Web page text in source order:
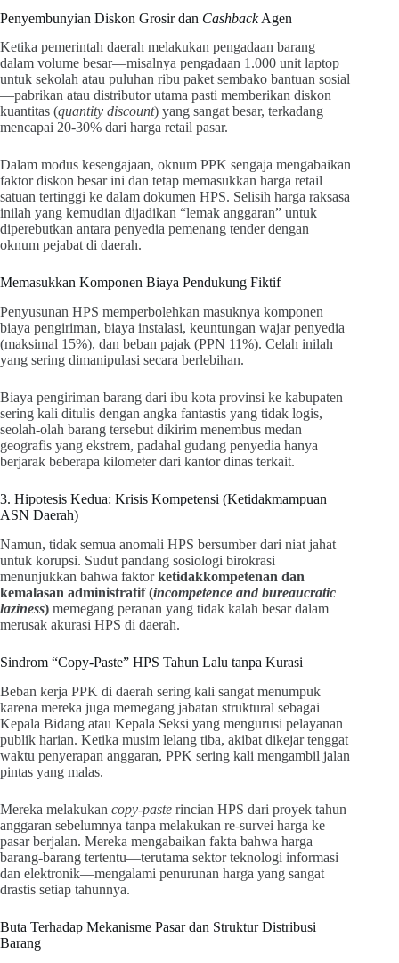
Penyembunyian Diskon Grosir dan CashbackAgen
Ketika pemerintah daerah melakukan pengadaan barang
dalam volume besar—misalnya pengadaan 1.000 unit laptop
untuk sekolah atau puluhan ribu paket sembako bantuan sosial
—pabrikan atau distributor utama pasti memberikan diskon
kuantitas (quantity discount) yang sangat besar, terkadang
mencapai 20-30% dari harga retail pasar.
Dalam modus kesengajaan, oknum PPK sengaja mengabaikan
faktor diskon besar ini dan tetap memasukkan harga retail
satuan tertinggi ke dalam dokumen HPS. Selisih harga raksasa
inilah yang kemudian dijadikan “lemak anggaran” untuk
diperebutkan antara penyedia pemenang tender dengan
oknum pejabat di daerah.
Memasukkan Komponen Biaya Pendukung Fiktif
Penyusunan HPS memperbolehkan masuknya komponen
biaya pengiriman, biaya instalasi, keuntungan wajar penyedia
(maksimal 15%), dan beban pajak (PPN 11%). Celah inilah
yang sering dimanipulasi secara berlebihan.
Biaya pengiriman barang dari ibu kota provinsi ke kabupaten
sering kali ditulis dengan angka fantastis yang tidak logis,
seolah-olah barang tersebut dikirim menembus medan
geografis yang ekstrem, padahal gudang penyedia hanya
berjarak beberapa kilometer dari kantor dinas terkait.
3. Hipotesis Kedua: Krisis Kompetensi (Ketidakmampuan
ASN Daerah)
Namun, tidak semua anomali HPS bersumber dari niat jahat
untuk korupsi. Sudut pandang sosiologi birokrasi
menunjukkan bahwa faktorketidakkompetenan dan
kemalasan administratif (incompetence and bureaucratic
laziness) memegang peranan yang tidak kalah besar dalam
merusak akurasi HPS di daerah.
Sindrom “Copy-Paste” HPS Tahun Lalu tanpa Kurasi
Beban kerja PPK di daerah sering kali sangat menumpuk
karena mereka juga memegang jabatan struktural sebagai
Kepala Bidang atau Kepala Seksi yang mengurusi pelayanan
publik harian. Ketika musim lelang tiba, akibat dikejar tenggat
waktu penyerapan anggaran, PPK sering kali mengambil jalan
pintas yang malas.
Mereka melakukan copy-paste rincian HPS dari proyek tahun
anggaran sebelumnya tanpa melakukan re-survei harga ke
pasar berjalan. Mereka mengabaikan fakta bahwa harga
barang-barang tertentu—terutama sektor teknologi informasi
dan elektronik—mengalami penurunan harga yang sangat
drastis setiap tahunnya.
Buta Terhadap Mekanisme Pasar dan Struktur Distribusi
Barang